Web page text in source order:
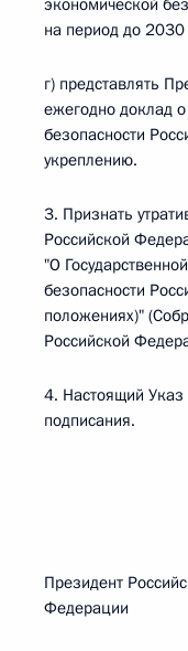
экономической
на период до 2030
г) представлять
ежегодно доклад
безопасности
укреплению.
3. Признать
Российской
"О
безопасности
положениях)"
Российской
4. Настоящий Указ
подписания.
Президент